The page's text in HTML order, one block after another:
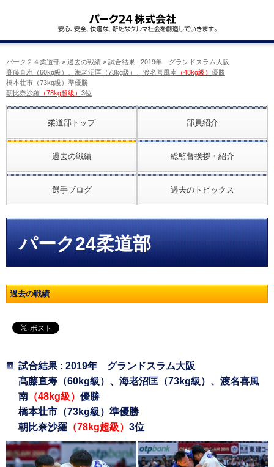
パーク２４柔道部 > 過去の戦績 > 試合結果 : 2019年 グランドスラム大阪
髙藤直寿（60kg級）、海老沼匡（73kg級）、渡名喜風南 （48kg級） 優勝
橋本壮市（73kg級）準優勝
朝比奈沙羅 （78kg超級） 3位
柔道部トップ 部員紹介
過去の戦績 総監督挨拶・紹介
選手ブログ 過去のトピックス
パーク24柔道部
過去の戦績
試合結果 : 2019年 グランドスラム大阪
髙藤直寿（60kg級）、海老沼匡（73kg級）、渡名喜風
南 （48kg級） 優勝
橋本壮市（73kg級）準優勝
朝比奈沙羅 （78kg超級） 3位